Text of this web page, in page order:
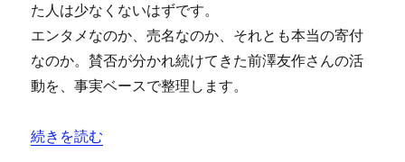
た人は少なくないはずです。
エンタメなのか、売名なのか、それとも本当の寄付
なのか。賛否が分かれ続けてきた前澤友作さんの活
動を、事実ベースで整理します。
“前澤友作の「お金配り」は寄付なのか？総額・寄付先
続きを読む